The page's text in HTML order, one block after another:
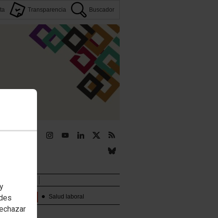
Transparencia Buscador
Salud laboral